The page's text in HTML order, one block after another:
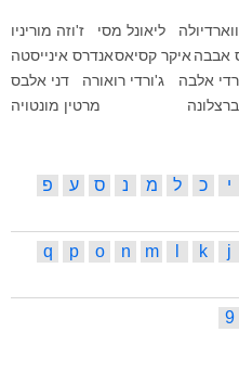
ליאונל מסי
ז'וזה מוריניו
אבבה איקר קסיאסאנדרס אינייסטה
אלבה ג'ורדי רואורה
דני אלבס
מרטין מונטויה
י כ ל מ נ ס ע
פ
j
k
m
n
o
p
q
9